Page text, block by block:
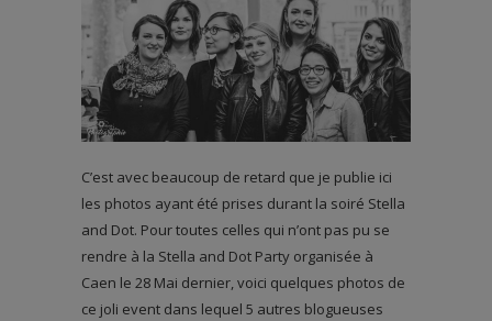
C’est avec beaucoup de retard que je publie ici
les photos ayant été prises durant la soiré Stella
and Dot. Pour toutes celles qui n’ont pas pu se
rendre à la Stella and Dot Party organisée à
Caen le 28 Mai dernier, voici quelques photos de
ce joli event dans lequel 5 autres blogueuses